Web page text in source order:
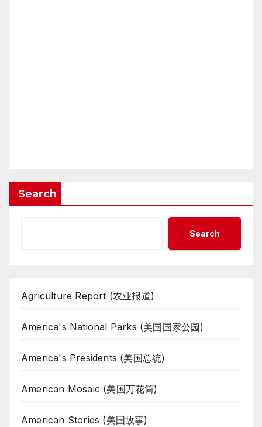
Search
Search
Agriculture Report (农业报道)
America's National Parks (美国国家公园)
America's Presidents (美国总统)
American Mosaic (美国万花筒)
American Stories (美国故事)